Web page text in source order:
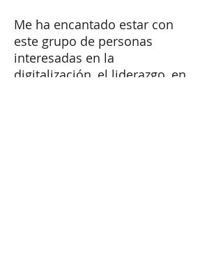
Me ha encantado estar con
este grupo de personas
interesadas en la
digitalización, el liderazgo, en